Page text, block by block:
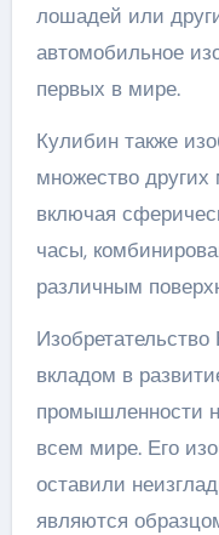
лошадей или
автомобильное
первых в мире.
Кулибин также
множество других
включая
часы,
различным
вкладом в
промышленности
всем мире. Его
оставили
являются